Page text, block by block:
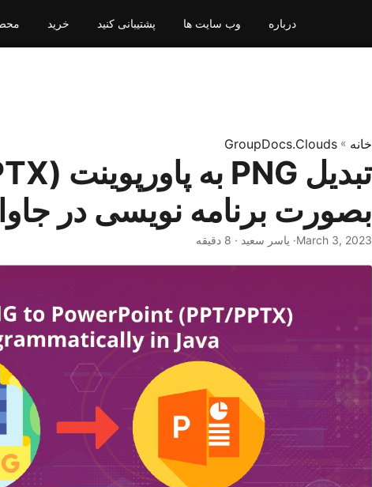
خرید پشتیبانی کنید وب سایت ها درباره
خانه »
GroupDocs.Clouds
بصورت برنامه نویسی در جاوا
March 3, 2023· یاسر سعید · 8 دقیقه